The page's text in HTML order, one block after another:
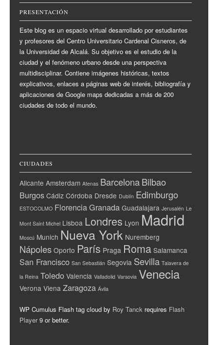
PRESENTACIÓN
Este blog es un espacio virtual desarrollado por estudiantes
y profesores del Centro Universitario Cardenal Cisneros, de
la Universidad de Alcalá. Su objetivo es el estudio de la
ciudad y el fenómeno urbano desde una perspectiva
multidisciplinar. Contiene imágenes históricas, textos
explicativos, enlaces a páginas web de interés, bibliografía y
aplicaciones de Google maps dedicadas a más de 200
ciudades de todo el mundo.
CIUDADES
Alicante Amsterdam Atenas BarcelonaBilbao
Burgos Cádiz Córdoba Dresde Dublín Edimburgo
ESTOCOLMO FlorenciaGranada Guadalajara Jerusalén Le
Mont Saint Michel Lisboa Londres Lyon Madrid
Moscú Munich Nueva York Nuremberg
Nápoles Oporto París Praga Roma Salamanca
San Francisco San Sebastián Segovia Sevilla Talavera de
la Reina Toledo Valencia Valladolid Varsovia Venecia
Verona Viena Zaragoza Ávila
WP Cumulus Flash tag cloud by Roy Tanck requires Flash
Player9 or better.